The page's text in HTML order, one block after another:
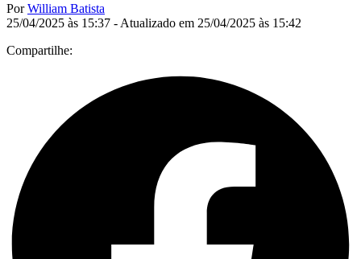
PorWilliam Batista
25/04/2025 às 15:37 - Atualizado em 25/04/2025 às 15:42
Compartilhe: